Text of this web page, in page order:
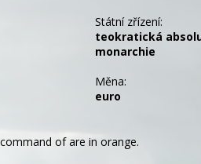
Státní zřízení:
teokratická
monarchie
Měna:
euro
of are in orange.